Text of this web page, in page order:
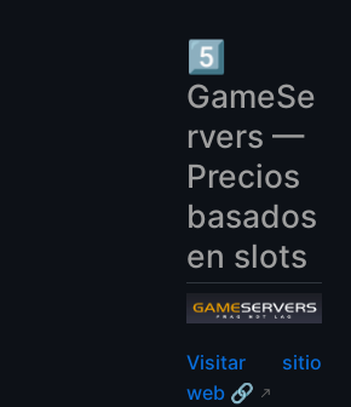
5️⃣
GameSe
rvers —
Precios
basados
en slots
Visitar sitio
web 🔗